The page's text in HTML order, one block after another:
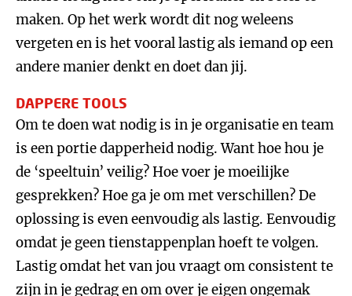
maken. Op het werk wordt dit nog weleens
vergeten en is het vooral lastig als iemand op een
andere manier denkt en doet dan jij.
DAPPERE TOOLS
Om te doen wat nodig is in je organisatie en team
is een portie dapperheid nodig. Want hoe hou je
de ‘speeltuin’ veilig? Hoe voer je moeilijke
gesprekken? Hoe ga je om met verschillen? De
oplossing is even eenvoudig als lastig. Eenvoudig
omdat je geen tienstappenplan hoeft te volgen.
Lastig omdat het van jou vraagt om consistent te
zijn in je gedrag en om over je eigen ongemak